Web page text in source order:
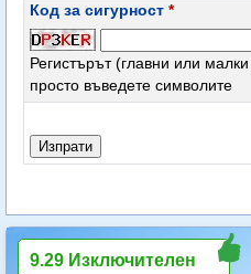
Код за сигурност *
Регистърът (главни или
просто въведете символите
9.29 Изключителен